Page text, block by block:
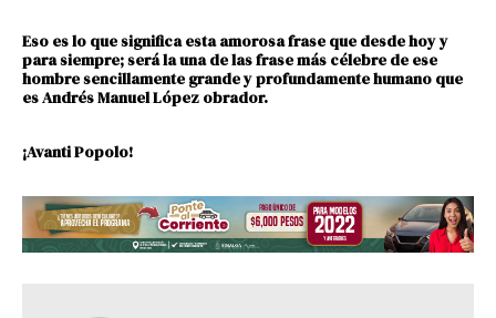
Eso es lo que significa esta amorosa frase que desde hoy y
para siempre; será la una de las frase más célebre de ese
hombre sencillamente grande y profundamente humano que
es Andrés Manuel López obrador.
¡Avanti Popolo!